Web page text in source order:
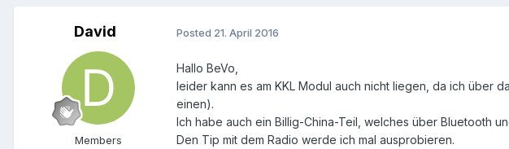
David
Members
Posted 21. April 2016
Hallo BeVo,
leider kann es am KKL Modul auch nicht liegen, da ich über
einen).
Ich habe auch ein Billig-China-Teil, welches über Bluetooth
Den Tip mit dem Radio werde ich mal ausprobieren.